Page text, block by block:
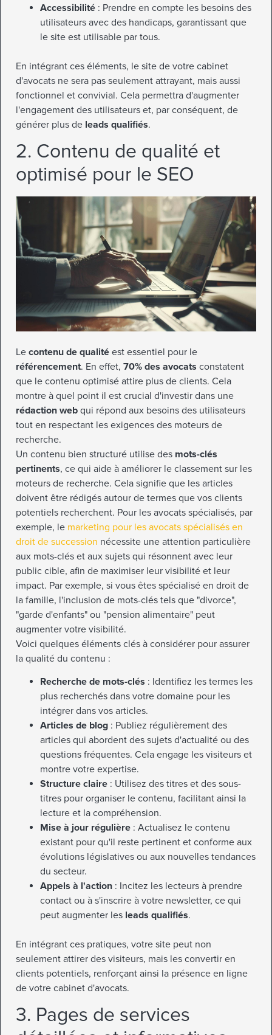
Accessibilité : Prendre en compte les besoins des
utilisateurs avec des handicaps, garantissant que
le site est utilisable par tous.
En intégrant ces éléments, le site de votre cabinet
d'avocats ne sera pas seulement attrayant, mais aussi
fonctionnel et convivial. Cela permettra d'augmenter
l'engagement des utilisateurs et, par conséquent, de
générer plus de leads qualifiés.
2. Contenu de qualité et
optimisé pour le SEO
Le contenu de qualité est essentiel pour le
référencement. En effet, 70% des avocats constatent
que le contenu optimisé attire plus de clients. Cela
montre à quel point il est crucial d'investir dans une
rédaction web qui répond aux besoins des utilisateurs
tout en respectant les exigences des moteurs de
recherche.
Un contenu bien structuré utilise des mots-clés
pertinents, ce qui aide à améliorer le classement sur les
moteurs de recherche. Cela signifie que les articles
doivent être rédigés autour de termes que vos clients
potentiels recherchent. Pour les avocats spécialisés, par
exemple, le marketing pour les avocats spécialisés en
droit de succession nécessite une attention particulière
aux mots-clés et aux sujets qui résonnent avec leur
public cible, afin de maximiser leur visibilité et leur
impact. Par exemple, si vous êtes spécialisé en droit de
la famille, l'inclusion de mots-clés tels que "divorce",
"garde d'enfants" ou "pension alimentaire" peut
augmenter votre visibilité.
Voici quelques éléments clés à considérer pour assurer
la qualité du contenu :
Recherche de mots-clés : Identifiez les termes les
plus recherchés dans votre domaine pour les
intégrer dans vos articles.
Articles de blog : Publiez régulièrement des
articles qui abordent des sujets d'actualité ou des
questions fréquentes. Cela engage les visiteurs et
montre votre expertise.
Structure claire : Utilisez des titres et des sous-
titres pour organiser le contenu, facilitant ainsi la
lecture et la compréhension.
Mise à jour régulière : Actualisez le contenu
existant pour qu'il reste pertinent et conforme aux
évolutions législatives ou aux nouvelles tendances
du secteur.
Appels à l'action : Incitez les lecteurs à prendre
contact ou à s'inscrire à votre newsletter, ce qui
peut augmenter les leads qualifiés.
En intégrant ces pratiques, votre site peut non
seulement attirer des visiteurs, mais les convertir en
clients potentiels, renforçant ainsi la présence en ligne
de votre cabinet d'avocats.
3. Pages de services